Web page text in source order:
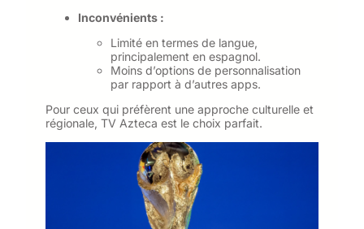
Inconvénients :
Limité en termes de langue,
principalement en espagnol.
Moins d’options de personnalisation
par rapport à d’autres apps.
Pour ceux qui préfèrent une approche culturelle et
régionale, TV Azteca est le choix parfait.